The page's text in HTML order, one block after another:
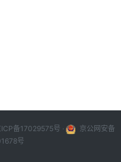
ICP备17029575号 ·
京公网安备
号